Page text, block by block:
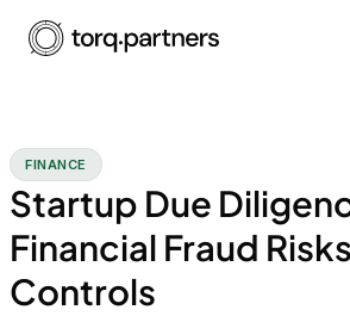
FINANCE
Startup Due
Financial Fraud
Controls